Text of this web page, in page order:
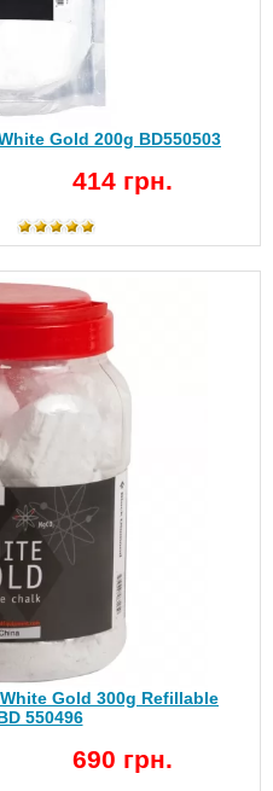
Gold 200g BD550503
414 грн.
Gold 300g Refillable
550496
690 грн.